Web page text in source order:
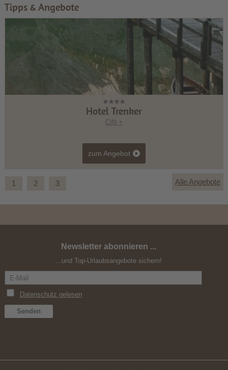
Tipps & Angebote
Hotel Trenker
CIN +
Ferragosto am Pragser Wildsee
zum Angebot
1 2 3 Alle Angebote
Newsletter abonnieren ...
...und Top-Urlaubsangebote sichern!